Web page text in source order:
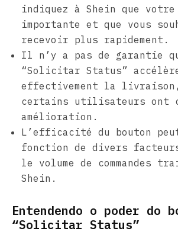
indiquez à Shein que votre
importante et que vous
recevoir plus rapidement.
Il n’y a pas de garantie
“Solicitar Status”
effectivement la
certains utilisateurs ont
amélioration.
L’efficacité du bouton
fonction de divers
le volume de commandes
Shein.
Entendendo o poder do
“Solicitar Status”